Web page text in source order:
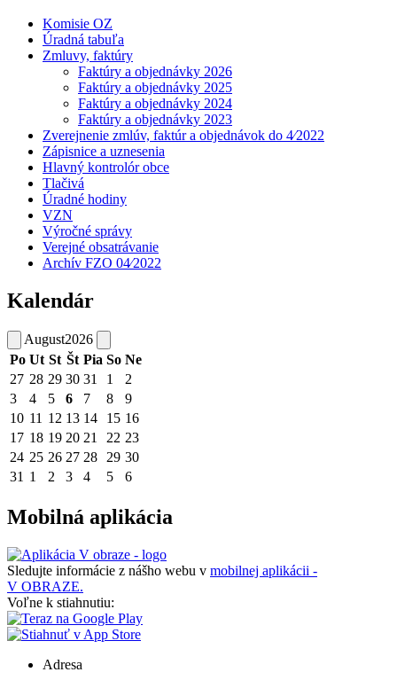
Komisie OZ
Úradná tabuľa
Zmluvy, faktúry
Faktúry a objednávky 2026
Faktúry a objednávky 2025
Faktúry a objednávky 2024
Faktúry a objednávky 2023
Zverejnenie zmlúv, faktúr a objednávok do 4⁄2022
Zápisnice a uznesenia
Hlavný kontrolór obce
Tlačivá
Úradné hodiny
VZN
Výročné správy
Verejné obsatrávanie
Archív FZO 04⁄2022
Kalendár
August2026
Po Ut St Št Pia So Ne
27 28 29 30 31 1
2
3
4 5 6 7 8
9
10 11 12 13 14 15 16
17 18 19 20 21 22 23
24 25 26 27 28 29 30
31 1 2 3 4 5 6
Mobilná aplikácia
Sledujte informácie z nášho webu v mobilnej aplikácii -
V OBRAZE.
Voľne k stiahnutiu:
Adresa